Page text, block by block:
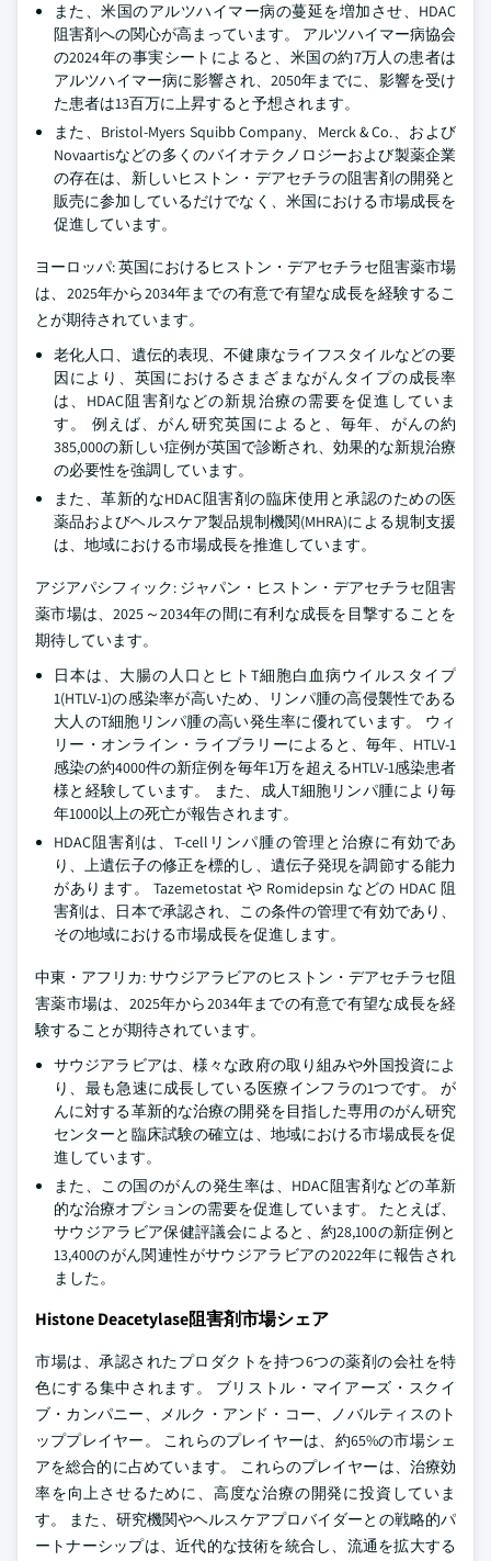
また、米国のアルツハイマー病の蔓延を増加させ、HDAC
阻害剤への関心が高まっています。 アルツハイマー病協会
の2024年の事実シートによると、米国の約7万人の患者は
アルツハイマー病に影響され、2050年までに、影響を受け
た患者は13百万に上昇すると予想されます。
また、Bristol-Myers Squibb Company、Merck & Co.、および
Novaartisなどの多くのバイオテクノロジーおよび製薬企業
の存在は、新しいヒストン・デアセチラの阻害剤の開発と
販売に参加しているだけでなく、米国における市場成長を
促進しています。
ヨーロッパ: 英国におけるヒストン・デアセチラセ阻害薬市場
は、2025年から2034年までの有意で有望な成長を経験するこ
とが期待されています。
老化人口、遺伝的表現、不健康なライフスタイルなどの要
因により、英国におけるさまざまながんタイプの成長率
は、HDAC阻害剤などの新規治療の需要を促進していま
す。 例えば、がん研究英国によると、毎年、がんの約
385,000の新しい症例が英国で診断され、効果的な新規治療
の必要性を強調しています。
また、革新的なHDAC阻害剤の臨床使用と承認のための医
薬品およびヘルスケア製品規制機関(MHRA)による規制支援
は、地域における市場成長を推進しています。
アジアパシフィック: ジャパン・ヒストン・デアセチラセ阻害
薬市場は、2025～2034年の間に有利な成長を目撃することを
期待しています。
日本は、大腸の人口とヒトT細胞白血病ウイルスタイプ
1(HTLV-1)の感染率が高いため、リンパ腫の高侵襲性である
大人のT細胞リンパ腫の高い発生率に優れています。 ウィ
リー・オンライン・ライブラリーによると、毎年、HTLV-1
感染の約4000件の新症例を毎年1万を超えるHTLV-1感染患者
様と経験しています。 また、成人T細胞リンパ腫により毎
年1000以上の死亡が報告されます。
HDAC阻害剤は、T-cellリンパ腫の管理と治療に有効であ
り、上遺伝子の修正を標的し、遺伝子発現を調節する能力
があります。 Tazemetostat や Romidepsin などの HDAC 阻
害剤は、日本で承認され、この条件の管理で有効であり、
その地域における市場成長を促進します。
中東・アフリカ: サウジアラビアのヒストン・デアセチラセ阻
害薬市場は、2025年から2034年までの有意で有望な成長を経
験することが期待されています。
サウジアラビアは、様々な政府の取り組みや外国投資によ
り、最も急速に成長している医療インフラの1つです。 が
んに対する革新的な治療の開発を目指した専用のがん研究
センターと臨床試験の確立は、地域における市場成長を促
進しています。
また、この国のがんの発生率は、HDAC阻害剤などの革新
的な治療オプションの需要を促進しています。 たとえば、
サウジアラビア保健評議会によると、約28,100の新症例と
13,400のがん関連性がサウジアラビアの2022年に報告され
ました。
Histone Deacetylase阻害剤市場シェア
市場は、承認されたプロダクトを持つ6つの薬剤の会社を特
色にする集中されます。 ブリストル・マイアーズ・スクイ
ブ・カンパニー、メルク・アンド・コー、ノバルティスのト
ッププレイヤー。 これらのプレイヤーは、約65%の市場シェ
アを総合的に占めています。 これらのプレイヤーは、治療効
率を向上させるために、高度な治療の開発に投資していま
す。 また、研究機関やヘルスケアプロバイダーとの戦略的パ
ートナーシップは、近代的な技術を統合し、流通を拡大する